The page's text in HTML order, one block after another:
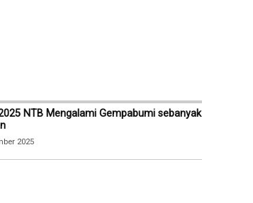
NTB Mengalami Gempabumi sebanyak
2025